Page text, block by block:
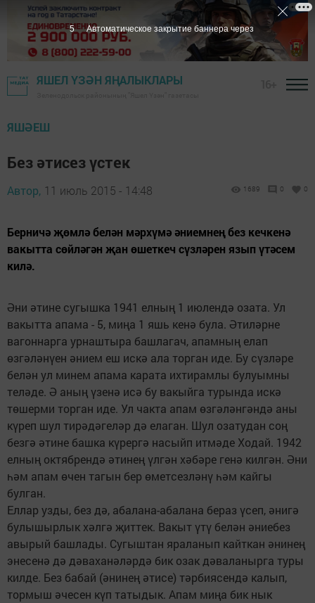
ЯШЕЛ ҮЗӘН ЯҢАЛЫКЛАРЫ
ЯШӘЕШ
Без әтисез үстек
Автор, 11 июль 2015 - 14:48 1689 0 0
Берничә җөмлә белән мәрхүмә әниемнең без кечкенә
вакытта сөйләгән җан өшеткеч сүзләрен язып үтәсем
килә.
Әни әтине сугышка 1941 елның 1 июлендә озата. Ул
вакытта апама - 5, миңа 1 яшь кенә була. Әтиләрне
вагоннарга урнаштыра башлагач, апамның елап
өзгәләнүен әнием еш искә ала торган иде. Бу сүзләре
белән ул минем апама карата ихтирамлы булуымны
теләде. Ә аның үзенә исә бу вакыйга турында искә
төшерми торган иде. Ул чакта апам өзгәләнгәндә аны
күреп шул тирәдәгеләр дә елаган. Шул озатудан соң
безгә әтине башка күрергә насыйп итмәде Ходай. 1942
елның октябрендә әтинең үлгән хәбәре генә килгән. Әни
һәм апам өчен тагын бер өметсезләнү һәм кайгы
булган.
Еллар узды, без дә, абалана-абалана бераз үсеп, әнигә
булышырлык хәлгә җиттек. Вакыт үтү белән әниебез
авырый башлады. Сугыштан яраланып кайткан әнинең
энесенә дә дәваханәләрдә бик озак дәваланырга туры
килде. Без бабай (әнинең әтисе) тәрбиясендә калып,
тормыш әчесен күп татыдык. Апам миңа бик нык
4 Автоматическое закрытие баннера через